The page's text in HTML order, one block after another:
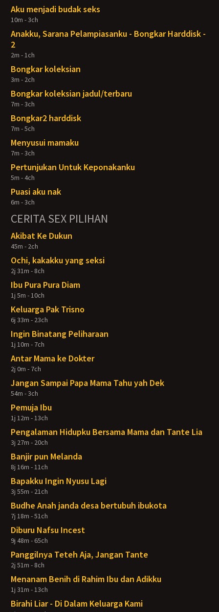
Aku menjadi budak seks
10m - 3ch
Anakku, Sarana Pelampiasanku - Bongkar Harddisk -
2
2m - 1ch
Bongkar koleksian
3m - 2ch
Bongkar koleksian jadul/terbaru
7m - 3ch
Bongkar2 harddisk
7m - 5ch
Menyusui mamaku
7m - 3ch
Pertunjukan Untuk Keponakanku
5m - 4ch
Puasi aku nak
6m - 3ch
CERITA SEX PILIHAN
Akibat Ke Dukun
45m - 2ch
Ochi, kakakku yang seksi
2j 31m - 8ch
Ibu Pura Pura Diam
1j 5m - 10ch
Keluarga Pak Trisno
6j 33m - 23ch
Ingin Binatang Peliharaan
1j 10m - 7ch
Antar Mama ke Dokter
2j 0m - 7ch
Jangan Sampai Papa Mama Tahu yah Dek
54m - 3ch
Pemuja Ibu
1j 12m - 13ch
Pengalaman Hidupku Bersama Mama dan Tante Lia
3j 27m - 20ch
Banjir pun Melanda
8j 16m - 11ch
Bapakku Ingin Nyusu Lagi
3j 55m - 21ch
Budhe Anah janda desa bertubuh ibukota
7j 18m - 51ch
Diburu Nafsu Incest
9j 48m - 65ch
Panggilnya Teteh Aja, Jangan Tante
2j 51m - 8ch
Menanam Benih di Rahim Ibu dan Adikku
1j 31m - 13ch
Birahi Liar - Di Dalam Keluarga Kami